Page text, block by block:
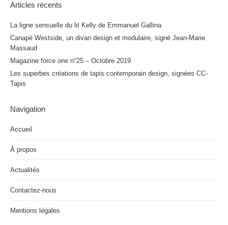
Articles récents
La ligne sensuelle du lit Kelly de Emmanuel Gallina
Canapé Westside, un divan design et modulaire, signé Jean-Marie
Massaud
Magazine force one n°25 – Octobre 2019
Les superbes créations de tapis contemporain design, signées CC-
Tapis
Navigation
Accueil
À propos
Actualités
Contactez-nous
Mentions légales